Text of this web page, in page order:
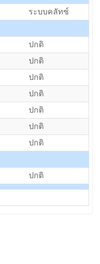
ระบบคลัทซ์
ปกติ
ปกติ
ปกติ
ปกติ
ปกติ
ปกติ
ปกติ
ปกติ